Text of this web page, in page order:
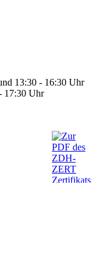
13:30 - 16:30 Uhr
17:30 Uhr